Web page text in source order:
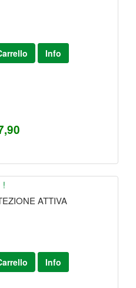
Info
!
ATTIVA
Info